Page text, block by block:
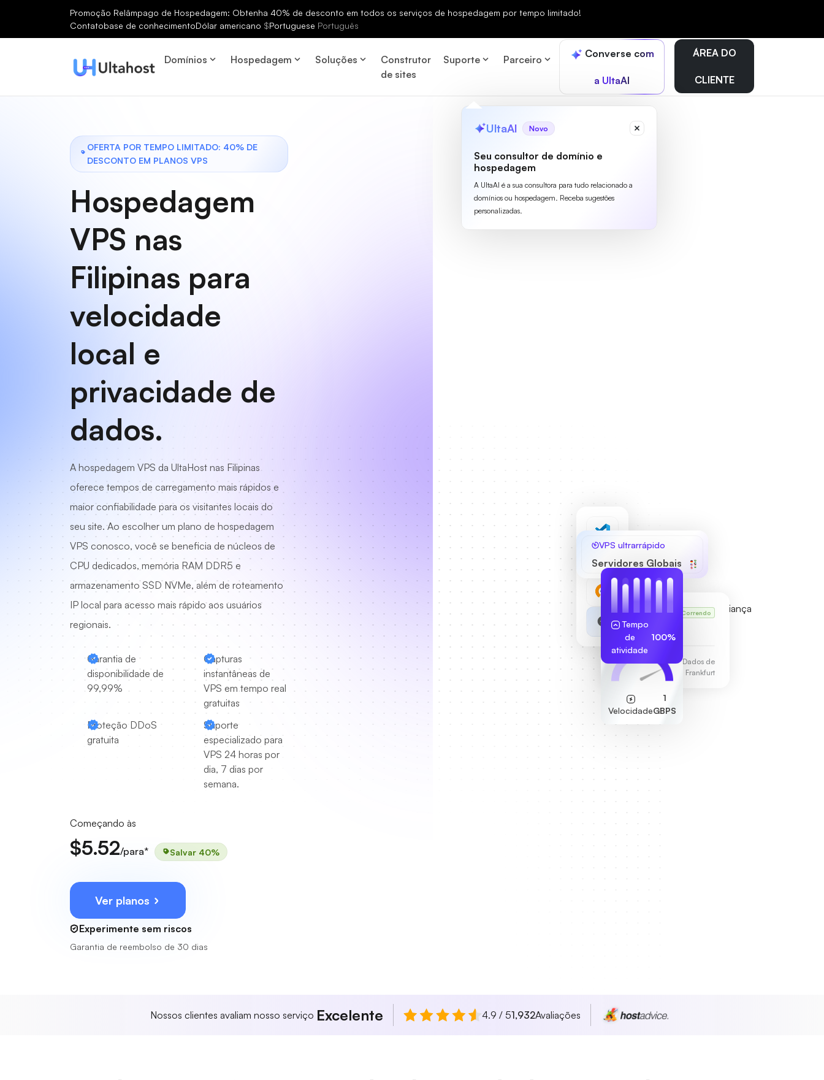
Promoção Relâmpago de Hospedagem: Obtenha 40% de desconto em todos os serviços de hospedagem por tempo limitado!
Contatobase de conhecimentoDólar americano $Portuguese Português
Domínios Hospedagem Soluções
Construtor
de sites
Suporte Parceiro Converse com
a UltaAI
UltaAI Novo
Seu consultor de domínio e
hospedagem
A UltaAI é a sua consultora para tudo relacionado a
domínios ou hospedagem. Receba sugestões
personalizadas.
ÁREA DO
CLIENTE
OFERTA POR TEMPO LIMITADO: 40% DE
DESCONTO EM PLANOS VPS
Hospedagem
VPS nas
Filipinas para
velocidade
local e
privacidade de
dados.
A hospedagem VPS da UltaHost nas Filipinas
oferece tempos de carregamento mais rápidos e
maior confiabilidade para os visitantes locais do
seu site. Ao escolher um plano de hospedagem
VPS conosco, você se beneficia de núcleos de
CPU dedicados, memória RAM DDR5 e
armazenamento SSD NVMe, além de roteamento
IP local para acesso mais rápido aos usuários
regionais.
Garantia de
disponibilidade de
99,99%
Capturas
instantâneas de
VPS em tempo real
gratuitas
Proteção DDoS
gratuita
Suporte
especializado para
VPS 24 horas por
dia, 7 dias por
semana.
Começando às
$5.52/para* Salvar 40%
Ver planos
Experimente sem riscos
Garantia de reembolso de 30 dias
VPS do Karl Correndo
255.189.85.19
Centro de Dados de
Frankfurt
Velocidade
1
GBPS
Tempo
de
atividade
100%
VPS ultrarrápido
Servidores Globais
Nossos clientes avaliam nosso serviço Excelente 4.9 / 51,932Avaliações